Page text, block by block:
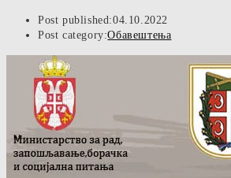
Post published:04.10.2022
Post category:Обавештења